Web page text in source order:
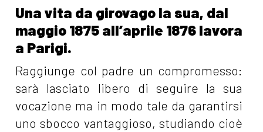
Una vita da girovago la sua, dal
maggio 1875 all’aprile 1876 lavora
a Parigi.
Raggiunge col padre un compromesso:
sarà lasciato libero di seguire la sua
vocazione ma in modo tale da garantirsi
uno sbocco vantaggioso, studiando cioè